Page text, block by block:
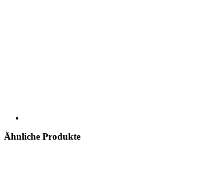
Ähnliche Produkte